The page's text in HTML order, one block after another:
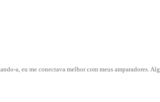
a, eu me conectava melhor com meus amparadores.